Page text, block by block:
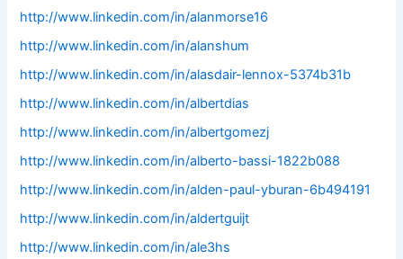
http://www.linkedin.com/in/alanmorse16
http://www.linkedin.com/in/alanshum
http://www.linkedin.com/in/alasdair-lennox-5374b31b
http://www.linkedin.com/in/albertdias
http://www.linkedin.com/in/albertgomezj
http://www.linkedin.com/in/alberto-bassi-1822b088
http://www.linkedin.com/in/alden-paul-yburan-6b494191
http://www.linkedin.com/in/aldertguijt
http://www.linkedin.com/in/ale3hs